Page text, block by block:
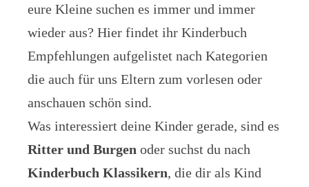
eure Kleine suchen es immer und immer
wieder aus? Hier findet ihr Kinderbuch
Empfehlungen aufgelistet nach Kategorien
die auch für uns Eltern zum vorlesen oder
anschauen schön sind.
Was interessiert deine Kinder gerade, sind es
Ritter und Burgen oder suchst du nach
Kinderbuch Klassikern, die dir als Kind